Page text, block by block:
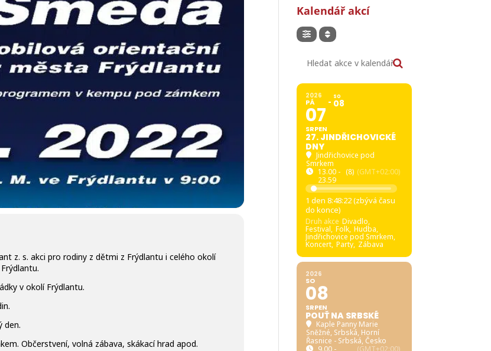
z. s. akci pro rodiny z dětmi z Frýdlantu i celého okolí
v okolí Frýdlantu.
den.
Občerstvení, volná zábava, skákací hrad apod.
Kalendář akcí
2026
PÁ
07
SRPEN
SO
08
27. JINDŘICHOVICKÉ
DNY
Jindřichovice pod
Smrkem
13.00 -
23.59
(8) (GMT+02:00)
1 den 8:48:21 (zbývá času
do konce)
Druh akce Divadlo,
Festival, Folk, Hudba,
Jindřichovice pod Smrkem,
Koncert, Party, Zábava
2026
SO
08
SRPEN
POUŤ NA SRBSKÉ
Kaple Panny Marie
Sněžné, Srbská, Horní
Řasnice - Srbská, Česko